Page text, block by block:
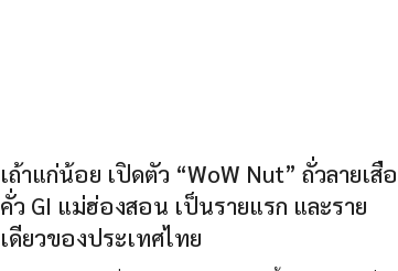
เถ้าแก่น้อย เปิดตัว “WoW Nut” ถั่วลายเสือ
คั่ว GI แม่ฮ่องสอน เป็นรายแรก และราย
เดียวของประเทศไทย